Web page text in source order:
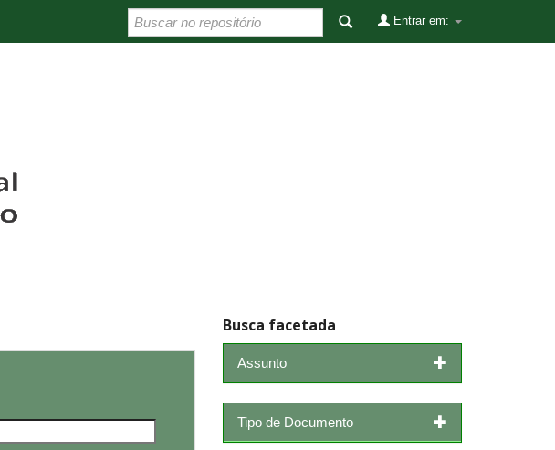
Entrar em:
Busca facetada
Assunto
Tipo de Documento